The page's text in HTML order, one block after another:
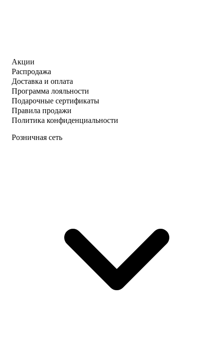
Акции
Распродажа
Доставка и оплата
Программа лояльности
Подарочные сертификаты
Правила продажи
Политика конфиденциальности
Розничная сеть